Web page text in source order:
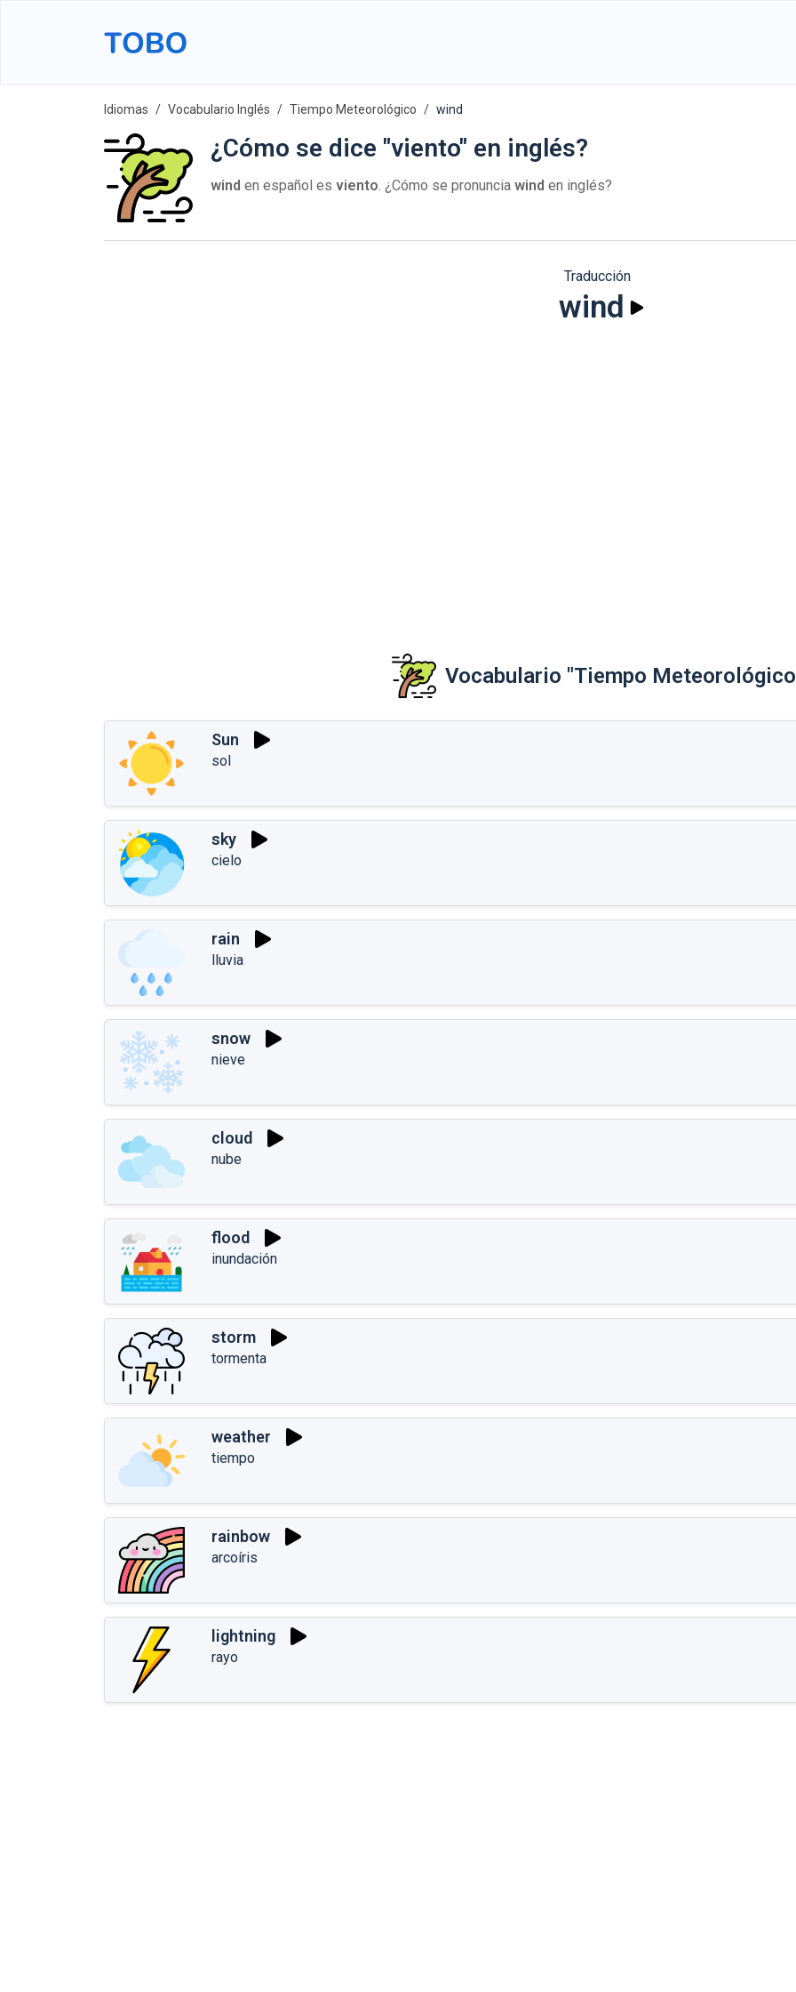
Idiomas Vocabulario Inglés Tiempo Meteorológico wind
¿Cómo se dice "viento" en inglés?
wind en español es viento. ¿Cómo se pronuncia wind en inglés?
Traducción
wind
Vocabulario "Tiempo
Sun
sol
sky
cielo
rain
lluvia
snow
nieve
cloud
nube
flood
inundación
storm
tormenta
weather
tiempo
rainbow
arcoíris
lightning
rayo